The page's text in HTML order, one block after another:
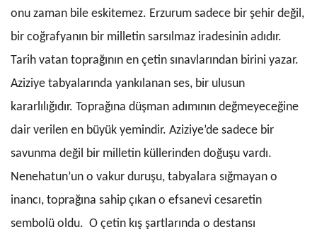
onu zaman bile eskitemez. Erzurum sadece bir şehir değil,
bir coğrafyanın bir milletin sarsılmaz iradesinin adıdır.
Tarih vatan toprağının en çetin sınavlarından birini yazar.
Aziziye tabyalarında yankılanan ses, bir ulusun
kararlılığıdır. Toprağına düşman adımının değmeyeceğine
dair verilen en büyük yemindir. Aziziye’de sadece bir
savunma değil bir milletin küllerinden doğuşu vardı.
Nenehatun’un o vakur duruşu, tabyalara sığmayan o
inancı, toprağına sahip çıkan o efsanevi cesaretin
sembolü oldu. O çetin kış şartlarında o destansı